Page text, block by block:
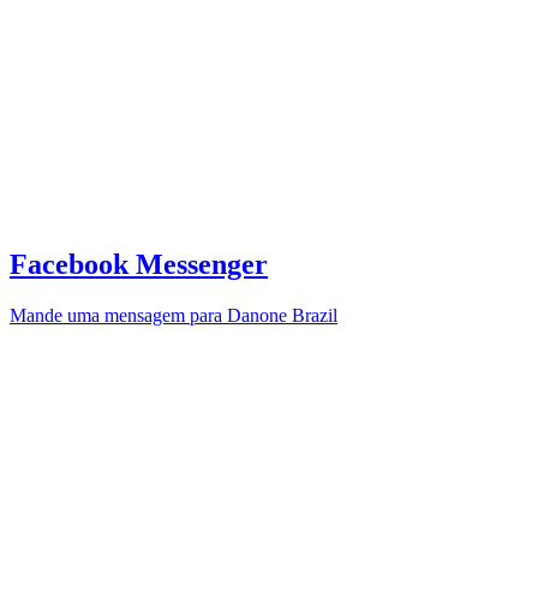
Facebook Messenger
Mande uma mensagem para Danone Brazil